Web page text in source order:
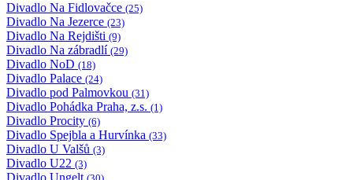
Divadlo Na Fidlovačce (25)
Divadlo Na Jezerce (23)
Divadlo Na Rejdišti (9)
Divadlo Na zábradlí (29)
Divadlo NoD (18)
Divadlo Palace (24)
Divadlo pod Palmovkou (31)
Divadlo Pohádka Praha, z.s. (1)
Divadlo Procity (6)
Divadlo Spejbla a Hurvínka (33)
Divadlo U Valšů (3)
Divadlo U22 (3)
Divadlo Ungelt